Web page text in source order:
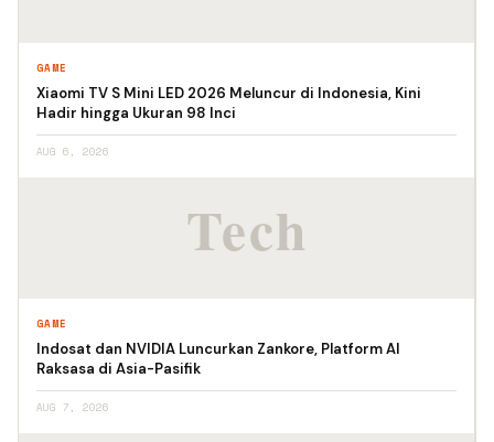
GAME
Xiaomi TV S Mini LED 2026 Meluncur di Indonesia, Kini
Hadir hingga Ukuran 98 Inci
AUG 6, 2026
GAME
Indosat dan NVIDIA Luncurkan Zankore, Platform AI
Raksasa di Asia-Pasifik
AUG 7, 2026